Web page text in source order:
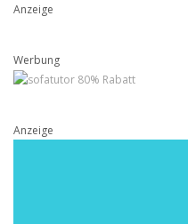
Anzeige
Werbung
Anzeige